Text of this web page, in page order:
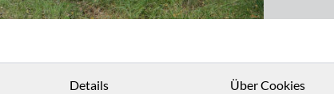
Details Über Cookies